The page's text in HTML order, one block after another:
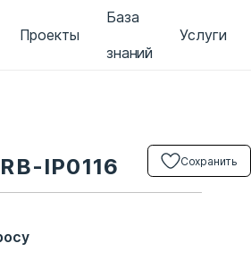
Проекты
База
знаний
Услуги
IP0116 Сохранить